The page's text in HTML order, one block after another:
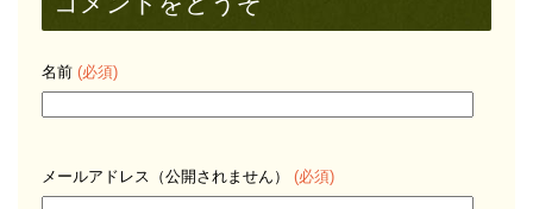
名前 (必須)
メールアドレス（公開されません） (必須)